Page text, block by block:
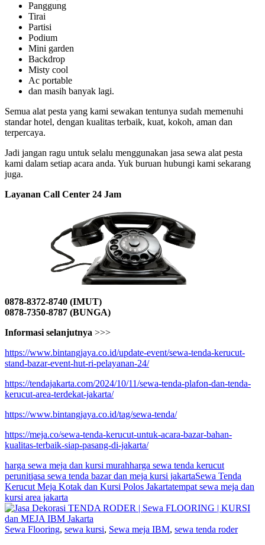
Panggung
Tirai
Partisi
Podium
Mini garden
Backdrop
Misty cool
Ac portable
dan masih banyak lagi.
Semua alat pesta yang kami sewakan tentunya sudah memenuhi
standar hotel, dengan kualitas terbaik, kuat, kokoh, aman dan
terpercaya.
Jadi jangan ragu untuk selalu menggunakan jasa sewa alat pesta
kami dalam setiap acara anda. Yuk buruan hubungi kami sekarang
juga.
Layanan Call Center 24 Jam
0878-8372-8740 (IMUT)
0878-7350-8787 (BUNGA)
Informasi selanjutnya >>>
https://www.bintangjaya.co.id/update-event/sewa-tenda-kerucut-
stand-bazar-event-hut-ri-pelayanan-24/
https://tendajakarta.com/2024/10/11/sewa-tenda-plafon-dan-tenda-
kerucut-area-terdekat-jakarta/
https://www.bintangjaya.co.id/tag/sewa-tenda/
https://meja.co/sewa-tenda-kerucut-untuk-acara-bazar-bahan-
kualitas-terbaik-siap-pasang-di-jakarta/
harga sewa meja dan kursi murahharga sewa tenda kerucut
perunitjasa sewa tenda bazar dan meja kursi jakartaSewa Tenda
Kerucut Meja Kotak dan Kursi Polos Jakartatempat sewa meja dan
kursi area jakarta
Sewa Flooring, sewa kursi, Sewa meja IBM, sewa tenda roder